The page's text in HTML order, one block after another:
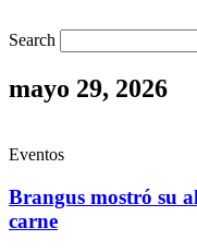
Search
mayo 29, 2026
Eventos
Brangus mostró su
carne